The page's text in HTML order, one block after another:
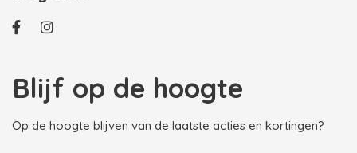
Blijf op de hoogte
Op de hoogte blijven van de laatste acties en kortingen?